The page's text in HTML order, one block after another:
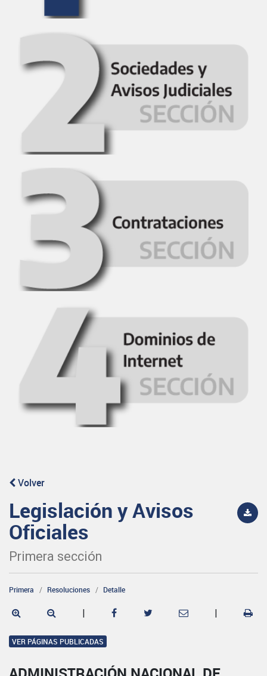
Volver
Legislación y Avisos
Oficiales
Primera sección
Primera Resoluciones Detalle
| |
VER PÁGINAS PUBLICADAS